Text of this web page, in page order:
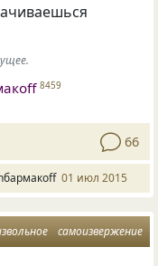
8459
66
01 июл 2015
самоизвержение